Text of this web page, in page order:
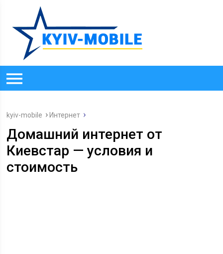
kyiv-mobile Интернет
Домашний интернет от
Киевстар — условия и
стоимость